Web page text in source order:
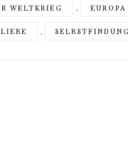
WELTKRIEG , EUROPA
LIEBE , SELBSTFINDUNG